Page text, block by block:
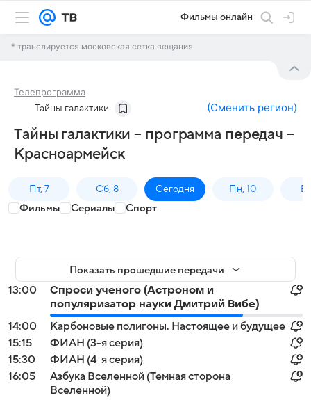
Фильмы онлайн
* транслируется московская сетка вещания
Телепрограмма
Тайны галактики (Сменить регион)
Тайны галактики – программа передач –
Красноармейск
Пт, 7 Сб, 8 Сегодня Пн, 10
Фильмы Сериалы Спорт
Показать прошедшие передачи
13:00
Спроси ученого (Астроном и
популяризатор науки Дмитрий Вибе)
14:00
Карбоновые полигоны. Настоящее и будущее
15:15
ФИАН (3-я серия)
15:30
ФИАН (4-я серия)
16:05
Азбука Вселенной (Темная сторона
Вселенной)